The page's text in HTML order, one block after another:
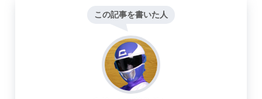
この記事を書いた人